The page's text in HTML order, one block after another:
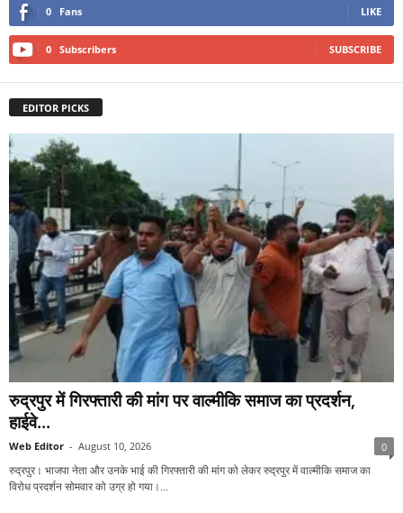
0 Fans LIKE
0 Subscribers SUBSCRIBE
EDITOR PICKS
रुद्रपुर में गिरफ्तारी की मांग पर वाल्मीकि समाज का प्रदर्शन,
हाईवे...
Web Editor - August 10, 2026 0
रुद्रपुर। भाजपा नेता और उनके भाई की गिरफ्तारी की मांग को लेकर रुद्रपुर में वाल्मीकि समाज का
विरोध प्रदर्शन सोमवार को उग्र हो गया।...